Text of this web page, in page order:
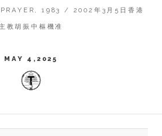
1983 / 2002年3月5日香港
主教胡振中樞機准
MAY 4,2025